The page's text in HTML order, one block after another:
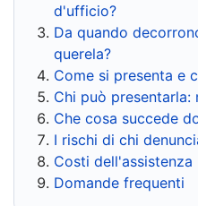
d'ufficio?
Da quando
querela?
Come si presenta e
Chi può presentarla:
Che cosa succede
I rischi di chi
Costi dell'assistenza
Domande frequenti